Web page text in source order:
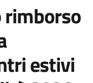
rimborso
estivi